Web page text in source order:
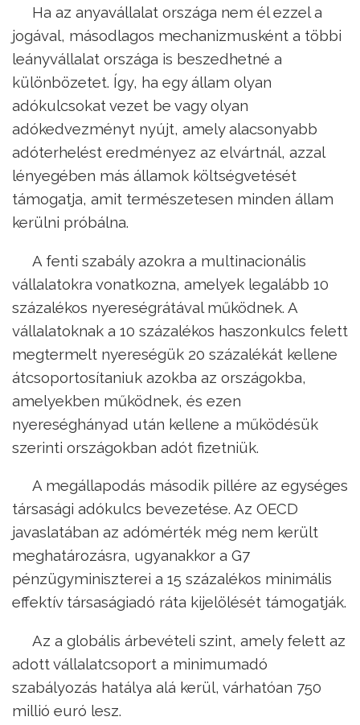
Ha az anyavállalat országa nem él ezzel a
jogával, másodlagos mechanizmusként a többi
leányvállalat országa is beszedhetné a
különbözetet. Így, ha egy állam olyan
adókulcsokat vezet be vagy olyan
adókedvezményt nyújt, amely alacsonyabb
adóterhelést eredményez az elvártnál, azzal
lényegében más államok költségvetését
támogatja, amit természetesen minden állam
kerülni próbálna.
A fenti szabály azokra a multinacionális
vállalatokra vonatkozna, amelyek legalább 10
százalékos nyereségrátával működnek. A
vállalatoknak a 10 százalékos haszonkulcs felett
megtermelt nyereségük 20 százalékát kellene
átcsoportosítaniuk azokba az országokba,
amelyekben működnek, és ezen
nyereséghányad után kellene a működésük
szerinti országokban adót fizetniük.
A megállapodás második pillére az egységes
társasági adókulcs bevezetése. Az OECD
javaslatában az adómérték még nem került
meghatározásra, ugyanakkor a G7
pénzügyminiszterei a 15 százalékos minimális
effektív társaságiadó ráta kijelölését támogatják.
Az a globális árbevételi szint, amely felett az
adott vállalatcsoport a minimumadó
szabályozás hatálya alá kerül, várhatóan 750
millió euró lesz.